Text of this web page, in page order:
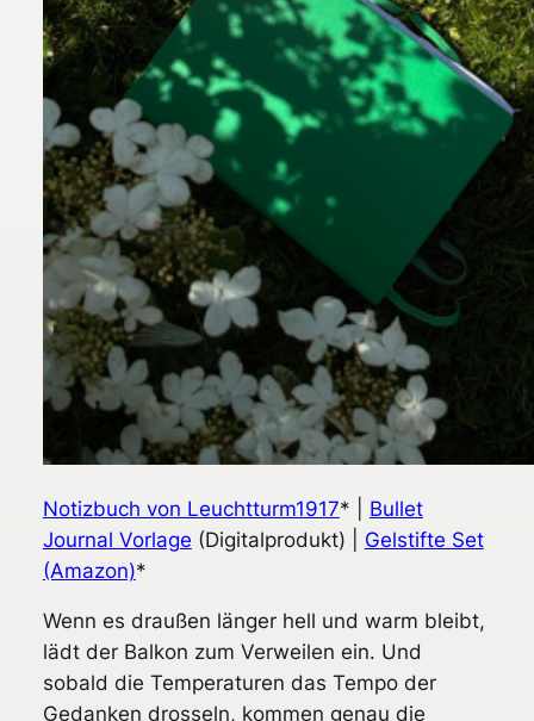
Notizbuch von Leuchtturm1917* | Bullet
Journal Vorlage (Digitalprodukt) | Gelstifte Set
(Amazon)*
Wenn es draußen länger hell und warm bleibt,
lädt der Balkon zum Verweilen ein. Und
sobald die Temperaturen das Tempo der
Gedanken drosseln, kommen genau die